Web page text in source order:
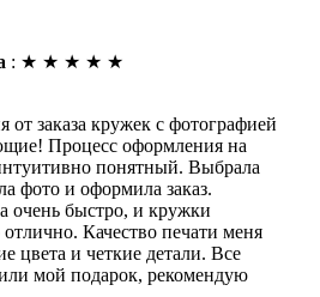
: ★ ★ ★ ★ ★
от заказа кружек с фотографией
Процесс оформления на
понятный. Выбрала
фото и оформила заказ.
очень быстро, и кружки
отлично. Качество печати меня
цвета и четкие детали. Все
мой подарок, рекомендую